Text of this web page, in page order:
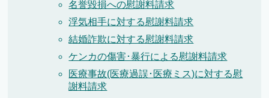
名誉毀損への慰謝料請求
浮気相手に対する慰謝料請求
結婚詐欺に対する慰謝料請求
ケンカの傷害･暴行による慰謝料請求
医療事故(医療過誤･医療ミス)に対する慰
謝料請求